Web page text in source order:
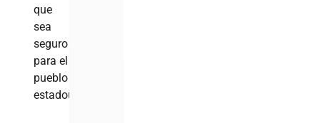
que
sea
seguro
para el
pueblo
estadounidense».